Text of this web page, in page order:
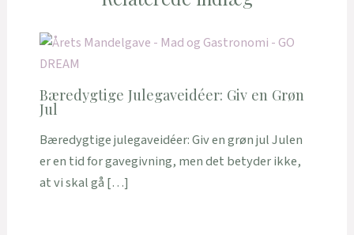
Bæredygtige Julegaveidéer: Giv en Grøn
Jul
Bæredygtige julegaveidéer: Giv en grøn jul Julen
er en tid for gavegivning, men det betyder ikke,
at vi skal gå […]